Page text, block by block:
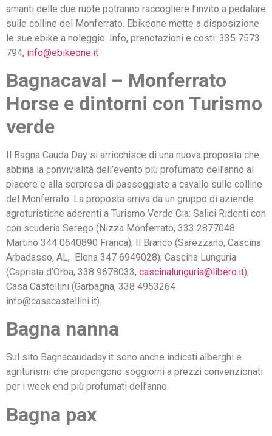
amanti delle due ruote potranno raccogliere l’invito a pedalare
sulle colline del Monferrato. Ebikeone mette a disposizione
le sue ebike a noleggio. Info, prenotazioni e costi: 335 7573
794, info@ebikeone.it
Bagnacaval – Monferrato
Horse e dintorni con Turismo
Il Bagna Cauda Day si arricchisce di una nuova proposta che
abbina la convivialità dell’evento più profumato dell’anno al
piacere e alla sorpresa di passeggiate a cavallo sulle colline
del Monferrato. La proposta arriva da un gruppo di aziende
agroturistiche aderenti a Turismo Verde Cia: Salici Ridenti con
con scuderia Serego (Nizza Monferrato, 333 2877048
Martino 344 0640890 Franca); Il Branco (Sarezzano, Cascina
Arbadasso, AL, Elena 347 6949028); Cascina Lunguria
(Capriata d’Orba, 338 9678033, cascinalunguria@libero.it);
Casa Castellini (Garbagna, 338 4953264
info@casacastellini.it).
Bagna nanna
Sul sito Bagnacaudaday.it sono anche indicati alberghi e
agriturismi che propongono soggiorni a prezzi convenzionati
per i week end più profumati dell’anno.
Bagna pax